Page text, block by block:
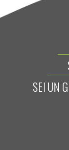
SEI UN